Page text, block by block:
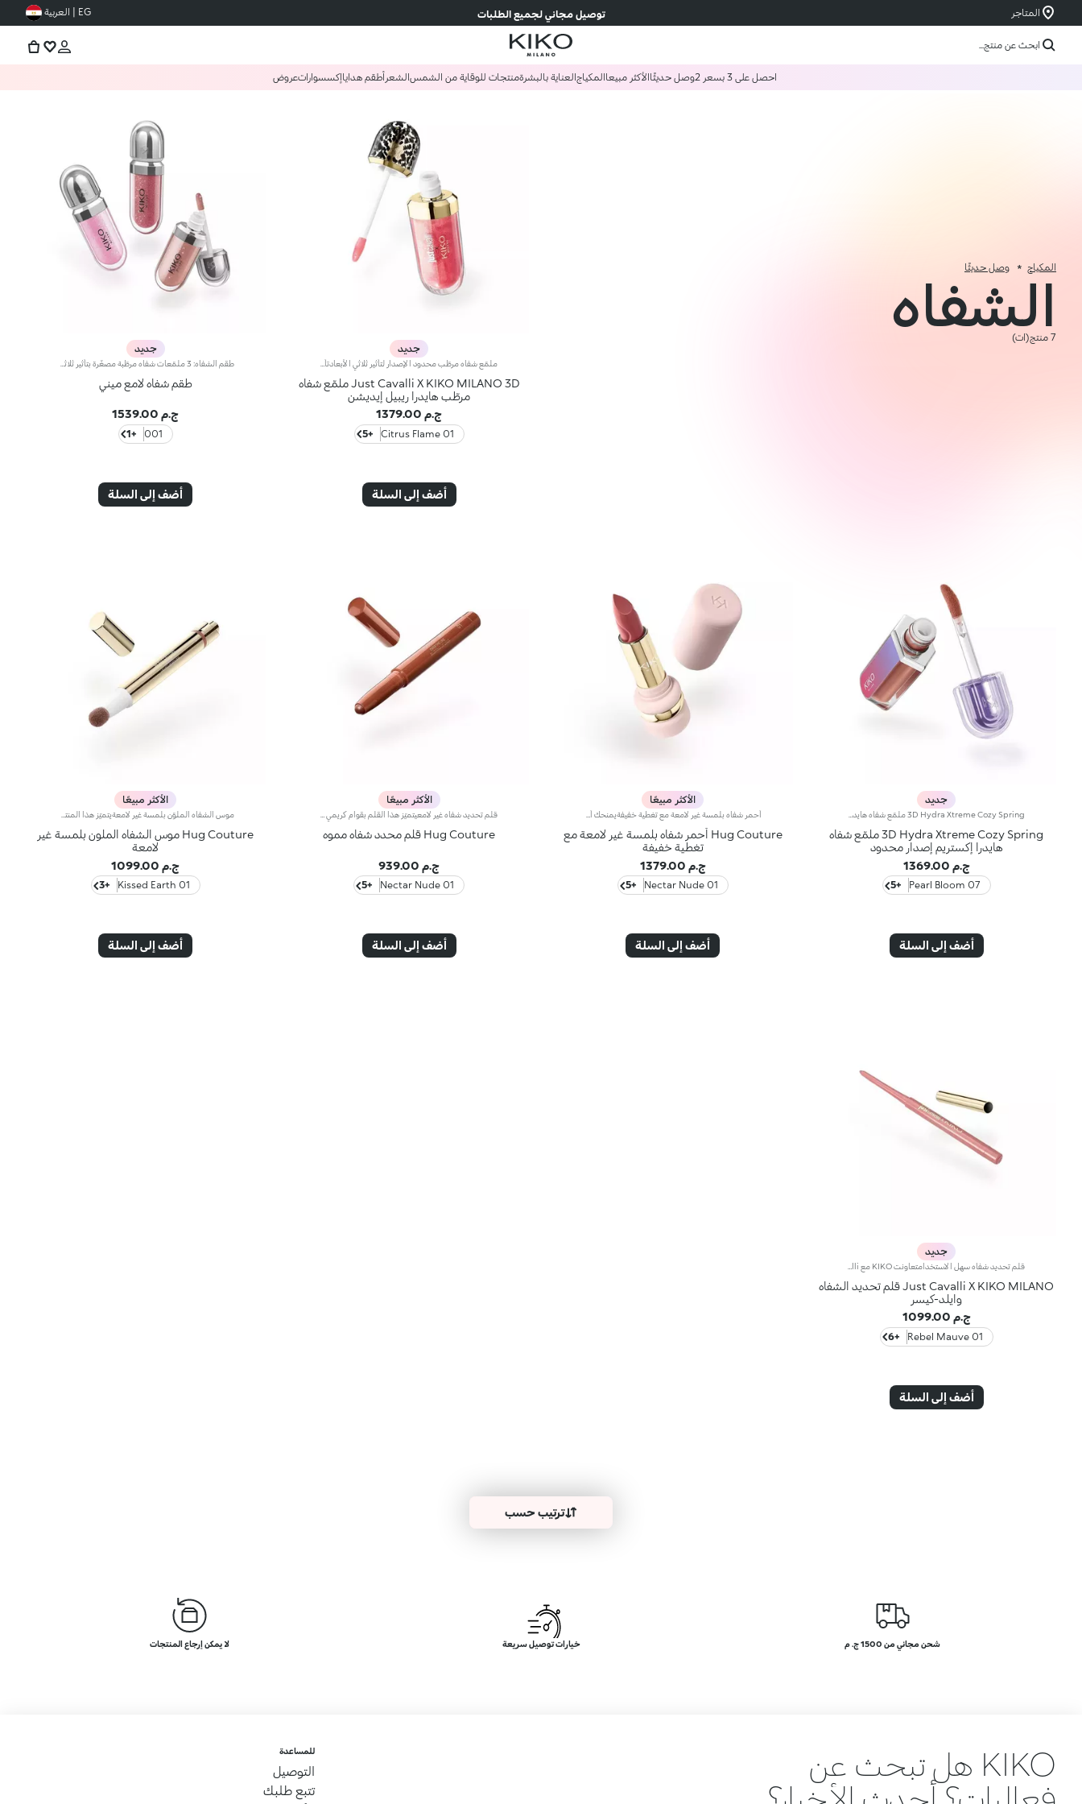
توصيل مجاني لجميع الطلبات المتاجر EG | العربية
ابحث عن منتج...
احصل على 3 بسعر 2 وصل حديثًاالأكثر مبيعاالمكياجالعناية بالبشرةمنتجات للوقاية من الشمسالشعر أطقم هداياإكسسواراتعروض
المكياج وصل حديثًا
الشفاه7 منتج(ات)
جديد
ملمّع شفاه مرطّب محدود الإصدار لتأثير ثلاثي الأبعادتألّقي بتوهّج ثلاثي الأبعاد مع ملمّع الشفاه الأيقوني 3D Hydra Lip Gloss والأكثر مبيعاً من KIKO الذي يمنح الشفاه ترطيباً* عميقاً وراحة فائقة، بفضل مزيج مدروس من المكوّنات المهدّئة. يُباع منتج واحد كل ثانية واحدة**. ويأتي اليوم بإصدار محدود يحمل بصمة Just Cavalli الجريئة.تألّقي بابتسامة لافتة ثلاثية الأبعاد.- تزخر التركيبة بمركّب 3D Lip، وهو مزيجٌ فريد من خلاصة نبات الحسيكة الوبرية، وزيت بذور القطن وزيت بذور الكتان، ليمنح الشفاه النعومة والترطيب*- تتمتّع التركيبة السلسة بقوام ناعم غير لزج يحلو تطبيقه على الشفاه- يوفّر المنتج ترطيباً* فورياً* بتأثير ثلاثي الأبعاد، يدوم حتى 10 ساعات* ويبدو تأثيره أكثر وضوحاً* بعد 28 يوماً من الاستخدام- يُعدّ مثالياً لإضفاء لمسة فائقة اللمعان على إطلالة الشفاه- يتوفّر في تشكيلة واسعة من الدرجات اللونية المبهرة، مع مزيج آسر من اللمسات النهائية، من الشفافة إلى فائقة اللمعان واللؤلؤية- يأتي مع أداة تطبيق عملية برأس ناعم ومخملي تتيح تطبيقاً دقيقاً ومريحاً ولطيفاً، حتى أثناء التنقل- يمكن تطبيقه مباشرةً وتنسيقه مع منتجات أخرى كما يحلو لك- يأتي في عبوة أنيقة بتأثير ثلاثي الأبعاد، مع نقشة Just Cavalli الأيقونية على الغطاء
Just Cavalli X KIKO MILANO 3D ملمّع شفاه
مرطّب هايدرا ريبيل إيديشن
ج.م 1379.00
01 Citrus Flame
+5
أضف إلى السلة
جديد
طقم شفاه لامع ميني
ج.م 1539.00
001
+1
أضف إلى السلة
جديد
3D Hydra Xtreme Cozy Spring ملمّع شفاه هايدرا إكستريم إصدار محدودتحفيز فوري للحجم وترطيب* ولمعان مرآوي: ملمّع الشفاه الأكثر انتشاراً وشهرةً من KIKO متوفّر الآن بنسخة قصوى مع خمسة ألوان جديدة بإصدار محدود. استمتعي بتجربة حسية فريدة واهبي شفتيك امتلاءً وليونةً وإشراقاً مع حجم ثلاثي الأبعاد منذ الضربة الأولى. حقبة جديدة لشفتيك:- امتلاء استثنائي منذ أول تطبيق- ترطيب* فوري يرتفع بنسبة 31.9% بعد ساعة واحدة، وراحة قصوى- تعزيز فوري للحجم*، يزداد بنسبة 16.3% بعد 10 دقائق من أول تطبيق- حماية فعّالة* لحاجز البشرة وتقليل فقدان رطوبة الشفاه (انخفاض بنسبة 11.1% بعد 28 يوماً من الاستخدام)- لمعان مرآوي بفضل الميكروبيرل فائقة الانعكاس- مُعزَّز بكريات حمض الهيالورونيك، الزنجبيل، مستخلص عرق السوس، ومزيج فريد من الزبدات وزيوت اللوز الحلو وعباد الشمس لتجربة حسية لا مثيل لها- ناعم كالوسادة، والقوام الذائب الغني يمنح نهاية غير لزجة- راقية ومضيئة ومتعددة الاستخدامات، تُعدّ الألوان الـ nude والوردية الأيقونية من ضروريات تنسيقات شفاهك- مُبيِّن بطرف مخملي يُتيح تطبيقاً سريعاً ودقيقاً- تصميم حصري بزجاجة عاكسة بأسلوب أكثر أناقة، للتحكم في إطلالتك في أي وقت وأي مكان- خمسة ألوان جديدة بإصدار محدود، كل منها مُعزَّز بأحد المكونات الخاصة التالية: زيت جوز الهند العضوي البكر، زيت نواة الخوخ، OmegaBlue، مستخلص البرتقال، أو زيت التوت البري
3D Hydra Xtreme Cozy Spring ملمّع شفاه
هايدرا إكستريم إصدار محدود
ج.م 1369.00
07 Pearl Bloom
+5
أضف إلى السلة
الأكثر مبيعًا
Hug Couture أحمر شفاه بلمسة غير لامعة مع
تغطية خفيفة
ج.م 1379.00
01 Nectar Nude
+5
أضف إلى السلة
الأكثر مبيعًا
Hug Couture قلم محدد شفاه مموه
ج.م 939.00
01 Nectar Nude
+5
أضف إلى السلة
الأكثر مبيعًا
Hug Couture موس الشفاه الملون بلمسة غير
لامعة
ج.م 1099.00
01 Kissed Earth
+3
أضف إلى السلة
جديد
Just Cavalli X KIKO MILANO قلم تحديد الشفاه
وايلد-كيسر
ج.م 1099.00
01 Rebel Mauve
+6
أضف إلى السلة
ترتيب حسب
شحن مجاني من 1500 ج. م خيارات توصيل سريعة لا يمكن إرجاع المنتجات
KIKO هل تبحث عن
للمساعدة
التوصيل
تتبع طلبك